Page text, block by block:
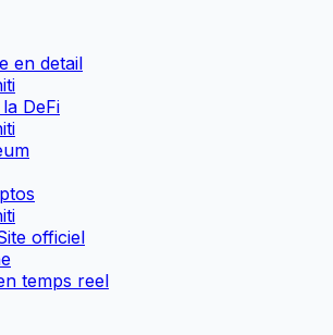
en detail
DeFi
officiel
temps reel